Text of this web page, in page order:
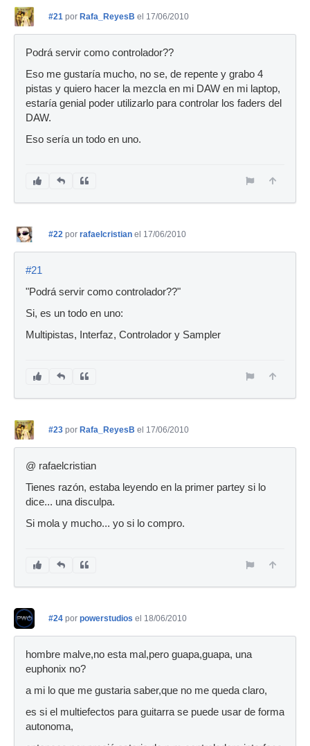
#21 por Rafa_ReyesB el 17/06/2010
Podrá servir como controlador??
Eso me gustaría mucho, no se, de repente y grabo 4
pistas y quiero hacer la mezcla en mi DAW en mi laptop,
estaría genial poder utilizarlo para controlar los faders del
DAW.
Eso sería un todo en uno.
#22 por rafaelcristian el 17/06/2010
#21
"Podrá servir como controlador??"
Si, es un todo en uno:
Multipistas, Interfaz, Controlador y Sampler
#23 por Rafa_ReyesB el 17/06/2010
@ rafaelcristian
Tienes razón, estaba leyendo en la primer partey si lo
dice... una disculpa.
Si mola y mucho... yo si lo compro.
#24 por powerstudios el 18/06/2010
hombre malve,no esta mal,pero guapa,guapa, una
euphonix no?
a mi lo que me gustaria saber,que no me queda claro,
es si el multiefectos para guitarra se puede usar de forma
autonoma,